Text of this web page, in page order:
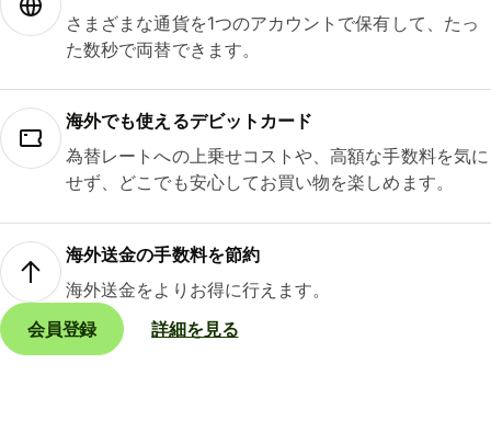
さまざまな通貨を1つのアカウントで保有して、たっ
た数秒で両替できます。
海外でも使えるデビットカード
為替レートへの上乗せコストや、高額な手数料を気に
せず、どこでも安心してお買い物を楽しめます。
海外送金の手数料を節約
海外送金をよりお得に行えます。
会員登録
詳細を見る